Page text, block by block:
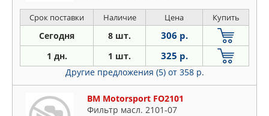
Срок поставки Наличие Цена Купить
Сегодня 8 шт. 306 р.
1 дн. 1 шт. 325 р.
Другие предложения (5) от 358 р.
BM Motorsport FO2101
Фильтр масл. 2101-07